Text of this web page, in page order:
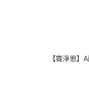
【霓淨思